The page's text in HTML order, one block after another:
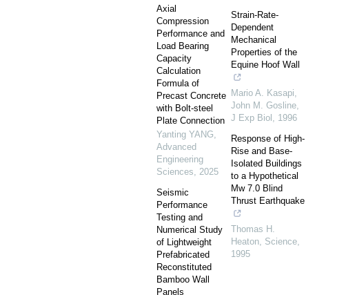
Axial
Compression
Performance and
Load Bearing
Capacity
Calculation
Formula of
Precast Concrete
with Bolt-steel
Plate Connection
Yanting YANG,
Advanced
Engineering
Sciences, 2025
Seismic
Performance
Testing and
Numerical Study
of Lightweight
Prefabricated
Reconstituted
Bamboo Wall
Panels
Strain-Rate-
Dependent
Mechanical
Properties of the
Equine Hoof Wall
Mario A. Kasapi,
John M. Gosline,
J Exp Biol , 1996
Response of High-
Rise and Base-
Isolated Buildings
to a Hypothetical
Mw 7.0 Blind
Thrust Earthquake
Thomas H.
Heaton, Science,
1995